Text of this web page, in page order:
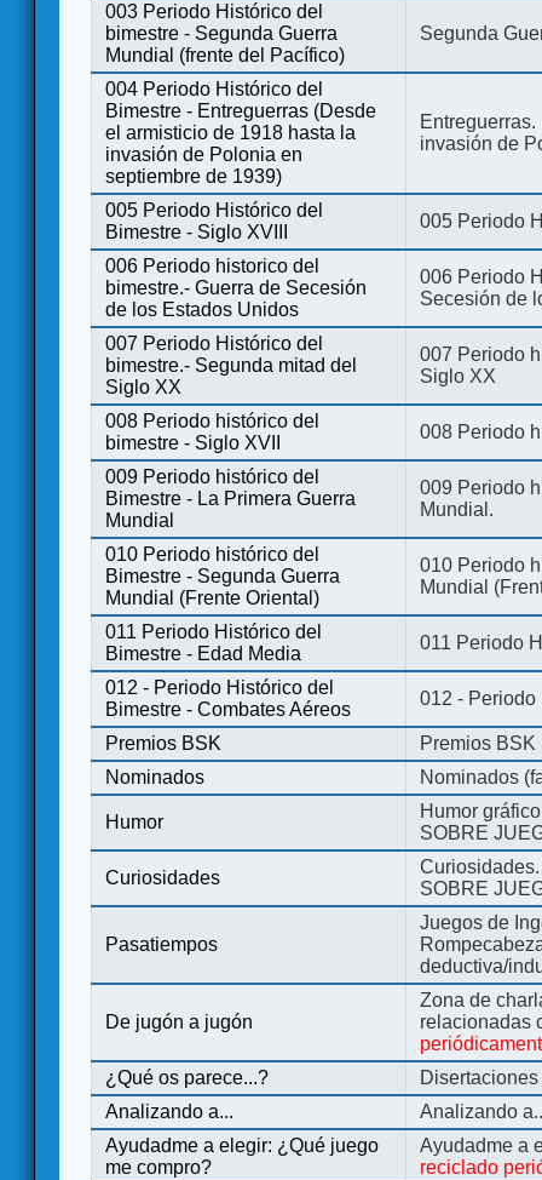
003 Periodo Histórico del
bimestre - Segunda Guerra
Mundial (frente del Pacífico)
Segunda
004 Periodo Histórico del
Bimestre - Entreguerras (Desde
el armisticio de 1918 hasta la
invasión de Polonia en
septiembre de 1939)
invasión de
005 Periodo Histórico del
Bimestre - Siglo XVIII
005 Periodo
006 Periodo historico del
bimestre.- Guerra de Secesión
de los Estados Unidos
006 Periodo
Secesión de
007 Periodo Histórico del
bimestre.- Segunda mitad del
Siglo XX
007 Periodo
Siglo XX
008 Periodo histórico del
bimestre - Siglo XVII
008 Periodo
009 Periodo histórico del
Bimestre - La Primera Guerra
Mundial
009 Periodo
Mundial.
010 Periodo histórico del
Bimestre - Segunda Guerra
Mundial (Frente Oriental)
010 Periodo
Mundial
011 Periodo Histórico del
Bimestre - Edad Media
011 Periodo
012 - Periodo Histórico del
Bimestre - Combates Aéreos
012 - Periodo
Premios BSK
Premios BSK
Nominados
Nominados
Humor
Humor
SOBRE
Curiosidades
SOBRE
Pasatiempos
Juegos de
deductiva/
De jugón a jugón
Zona de
relacionadas
¿Qué os parece...?
Analizando a...
Analizando
Ayudadme a elegir: ¿Qué juego
me compro?
Ayudadme a
reciclado